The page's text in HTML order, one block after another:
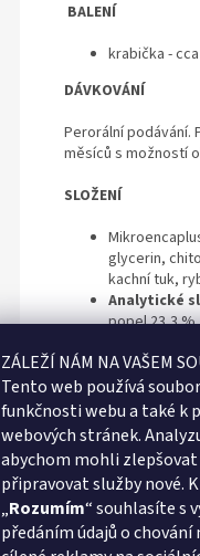
ZÁLEŽÍ NÁM NA VAŠEM
Tento web používá
funkčnosti webu a také k
webových stránek.
abychom mohli zlepšovat
připravovat služby nové.
„Rozumím“ souhlasíte s
předáním údajů o
BALENÍ
krabička -
DÁVKOVÁNÍ
Perorální podávání.
měsíců s možností
SLOŽENÍ
glycerin,
kachní tuk,
Analytické
popel 23,3
SKLADOVÁNÍ
Skladujte v chladu a